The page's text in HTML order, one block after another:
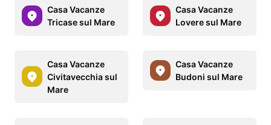
Casa Vacanze
Tricase sul Mare
Casa Vacanze
Lovere sul Mare
Casa Vacanze
Civitavecchia sul
Mare
Casa Vacanze
Budoni sul Mare